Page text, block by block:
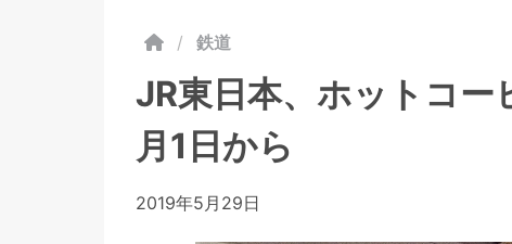
/ 鉄道
JR東日本、ホットコ
月1日から
2019年5月29日